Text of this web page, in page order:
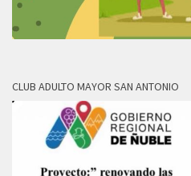
CLUB ADULTO MAYOR SAN ANTONIO